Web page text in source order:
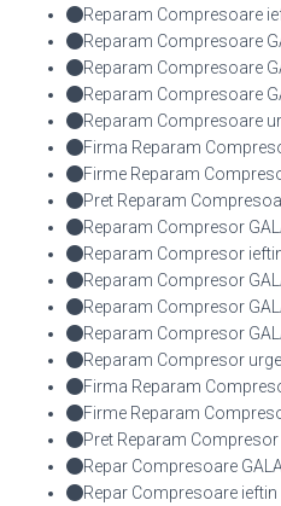
Reparam Compresoare
Reparam Compresoare
Reparam Compresoare
Reparam Compresoare
Reparam Compresoare
Firma Reparam
Firme Reparam
Pret Reparam
Reparam Compresor
Reparam Compresor
Reparam Compresor
Reparam Compresor
Reparam Compresor
Reparam Compresor
Firma Reparam
Firme Reparam
Pret Reparam Compresor
Repar Compresoare
Repar Compresoare ieftin